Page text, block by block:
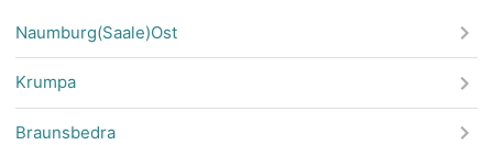
Naumburg(Saale)Ost
Krumpa
Braunsbedra